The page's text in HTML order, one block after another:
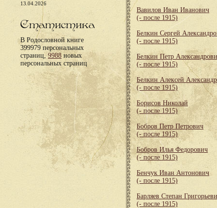
13.04.2026
Статистика
В Родословной книге
399979 персональных
страниц,9988 новых
персональных страниц
Вавилов Иван Иванович
(- после 1915)
Белкин Сергей
(- после 1915)
Белкин Петр
(- после 1915)
Белкин Алексей
(- после 1915)
Борисов Николай
(- после 1915)
Бобров Петр Петрович
(- после 1915)
Бобров Илья Федорович
(- после 1915)
Бенчук Иван Антонович
(- после 1915)
Барляев Степан
(- после 1915)